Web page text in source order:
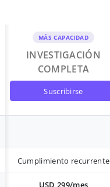
MÁS CAPACIDAD
INVESTIGACIÓN
COMPLETA
suscribirse
Cumplimiento recurrente
USD 299/mes